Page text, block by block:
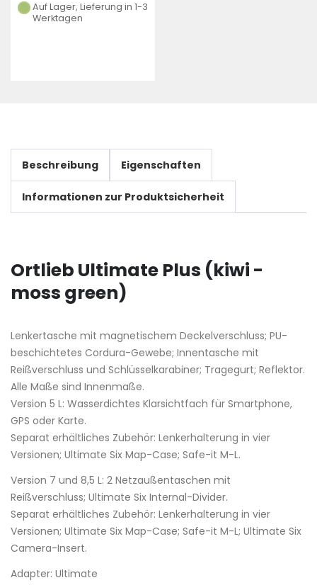
Auf Lager, Lieferung in 1-3
Werktagen
Beschreibung Eigenschaften
Informationen zur Produktsicherheit
Ortlieb Ultimate Plus (kiwi -
moss green)
Lenkertasche mit magnetischem Deckelverschluss; PU-
beschichtetes Cordura-Gewebe; Innentasche mit
Reißverschluss und Schlüsselkarabiner; Tragegurt; Reflektor.
Alle Maße sind Innenmaße.
Version 5 L: Wasserdichtes Klarsichtfach für Smartphone,
GPS oder Karte.
Separat erhältliches Zubehör: Lenkerhalterung in vier
Versionen; Ultimate Six Map-Case; Safe-it M-L.
Version 7 und 8,5 L: 2 Netzaußentaschen mit
Reißverschluss; Ultimate Six Internal-Divider.
Separat erhältliches Zubehör: Lenkerhalterung in vier
Versionen; Ultimate Six Map-Case; Safe-it M-L; Ultimate Six
Camera-Insert.
Adapter: Ultimate